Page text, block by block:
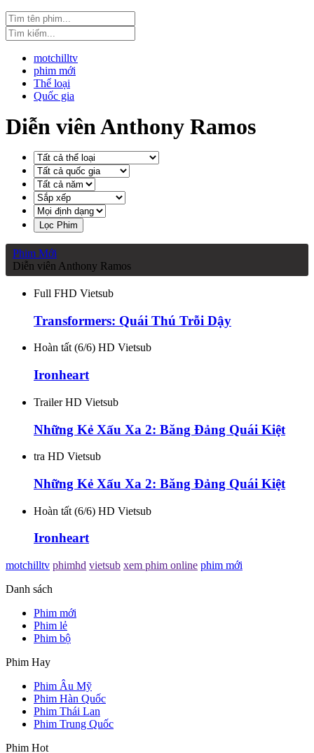
motchilltv
phim mới
Thể loại
Quốc gia
Diễn viên Anthony Ramos
Lọc Phim
Phim Mới
Diễn viên Anthony Ramos
Full FHD Vietsub
Transformers: Quái Thú Trỗi Dậy
Hoàn tất (6/6) HD Vietsub
Ironheart
Trailer HD Vietsub
Những Kẻ Xấu Xa 2: Băng Đảng Quái Kiệt
tra HD Vietsub
Những Kẻ Xấu Xa 2: Băng Đảng Quái Kiệt
Hoàn tất (6/6) HD Vietsub
Ironheart
motchilltv phimhd vietsub xem phim online phim mới
Danh sách
Phim mới
Phim lẻ
Phim bộ
Phim Hay
Phim Âu Mỹ
Phim Hàn Quốc
Phim Thái Lan
Phim Trung Quốc
Phim Hot